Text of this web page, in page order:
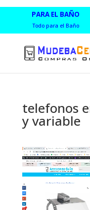
PARA EL BAÑO
Todo para el Baño
telefonos
y variable
Reproductor
de
vídeo